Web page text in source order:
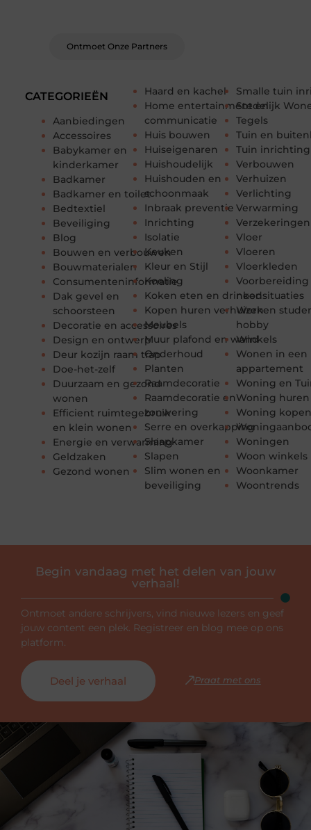
CATEGORIEËN
Aanbiedingen
Accessoires
Babykamer en
kinderkamer
Badkamer
Badkamer en toilet
Bedtextiel
Beveiliging
Blog
Bouwen en verbouwen
Bouwmaterialen
Consumenteninformatie
Dak gevel en
schoorsteen
Decoratie en accessoires
Design en ontwerp
Deur kozijn raam trap
Doe-het-zelf
Duurzaam en gezond
wonen
Efficient ruimtegebruik
en klein wonen
Energie en verwarming
Geldzaken
Gezond wonen
Haard en kachel
Home entertainment en
communicatie
Huis bouwen
Huiseigenaren
Huishoudelijk
Huishouden en
schoonmaak
Inbraak preventie
Inrichting
Isolatie
Keuken
Kleur en Stijl
Koeling
Koken eten en drinken
Kopen huren verhuizen
Meubels
Muur plafond en wand
Onderhoud
Planten
Raamdecoratie
Raamdecoratie en
zonwering
Serre en overkapping
Slaapkamer
Slapen
Slim wonen en
beveiliging
Smalle tuin
Stedelijk
Tegels
Tuin en
Tuin inrichting
Verbouwen
Verhuizen
Verlichting
Verwarming
Verzekeringen
Vloer
Vloeren
Vloerkleden
Voorbereiding
noodsituaties
Werken
hobby
Winkels
Wonen in een
appartement
Woning en
Woning huren
Woning
Woningen
Woon winkels
Woonkamer
Woontrends
Ontmoet Onze Partners
Begin vandaag met het delen van jouw
verhaal!
Ontmoet andere schrijvers, vind nieuwe lezers en geef
jouw content een plek. Registreer en blog mee op ons
platform.
Deel je verhaal Praat met ons